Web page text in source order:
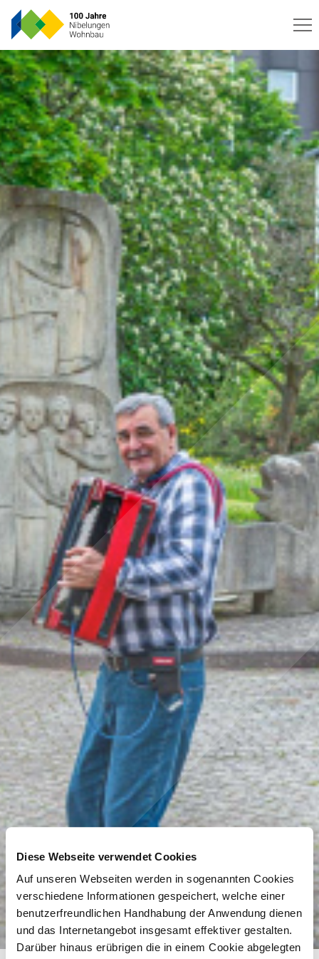
Diese Webseite verwendet Cookies
Auf unseren Webseiten werden in sogenannten Cookies
verschiedene Informationen gespeichert, welche einer
benutzerfreundlichen Handhabung der Anwendung dienen
und das Internetangebot insgesamt effektiver gestalten.
Darüber hinaus erübrigen die in einem Cookie abgelegten
Konzert in der Ottenroder
Straße